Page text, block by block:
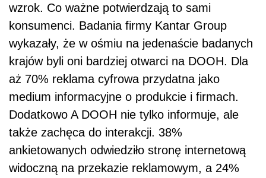
wzrok. Co ważne potwierdzają to sami
konsumenci. Badania firmy Kantar Group
wykazały, że w ośmiu na jedenaście badanych
krajów byli oni bardziej otwarci na DOOH. Dla
aż 70% reklama cyfrowa przydatna jako
medium informacyjne o produkcie i firmach.
Dodatkowo A DOOH nie tylko informuje, ale
także zachęca do interakcji. 38%
ankietowanych odwiedziło stronę internetową
widoczną na przekazie reklamowym, a 24%